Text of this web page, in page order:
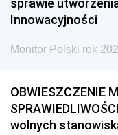
Innowacyjności
Monitor Polski rok
OBWIESZCZENIE
wolnych